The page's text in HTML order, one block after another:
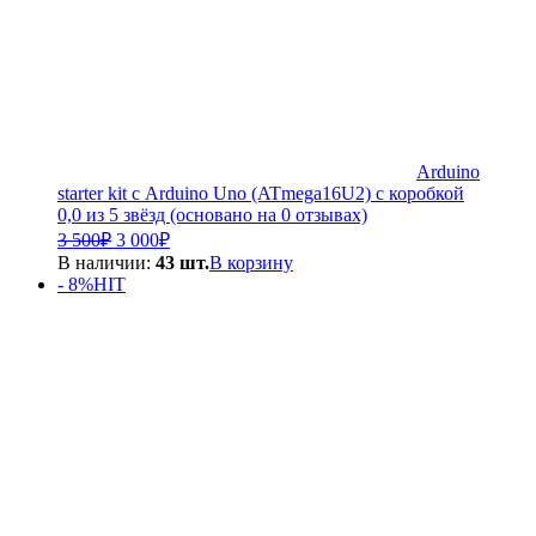
Arduino
starter kit с Arduino Uno (ATmega16U2) с коробкой
0,0 из 5 звёзд (основано на 0 отзывах)
3 500₽ Первоначальная
цена
составляла
3
3 000₽Текущая
цена:
В наличии: 43 шт.В корзину
- 8%HIT